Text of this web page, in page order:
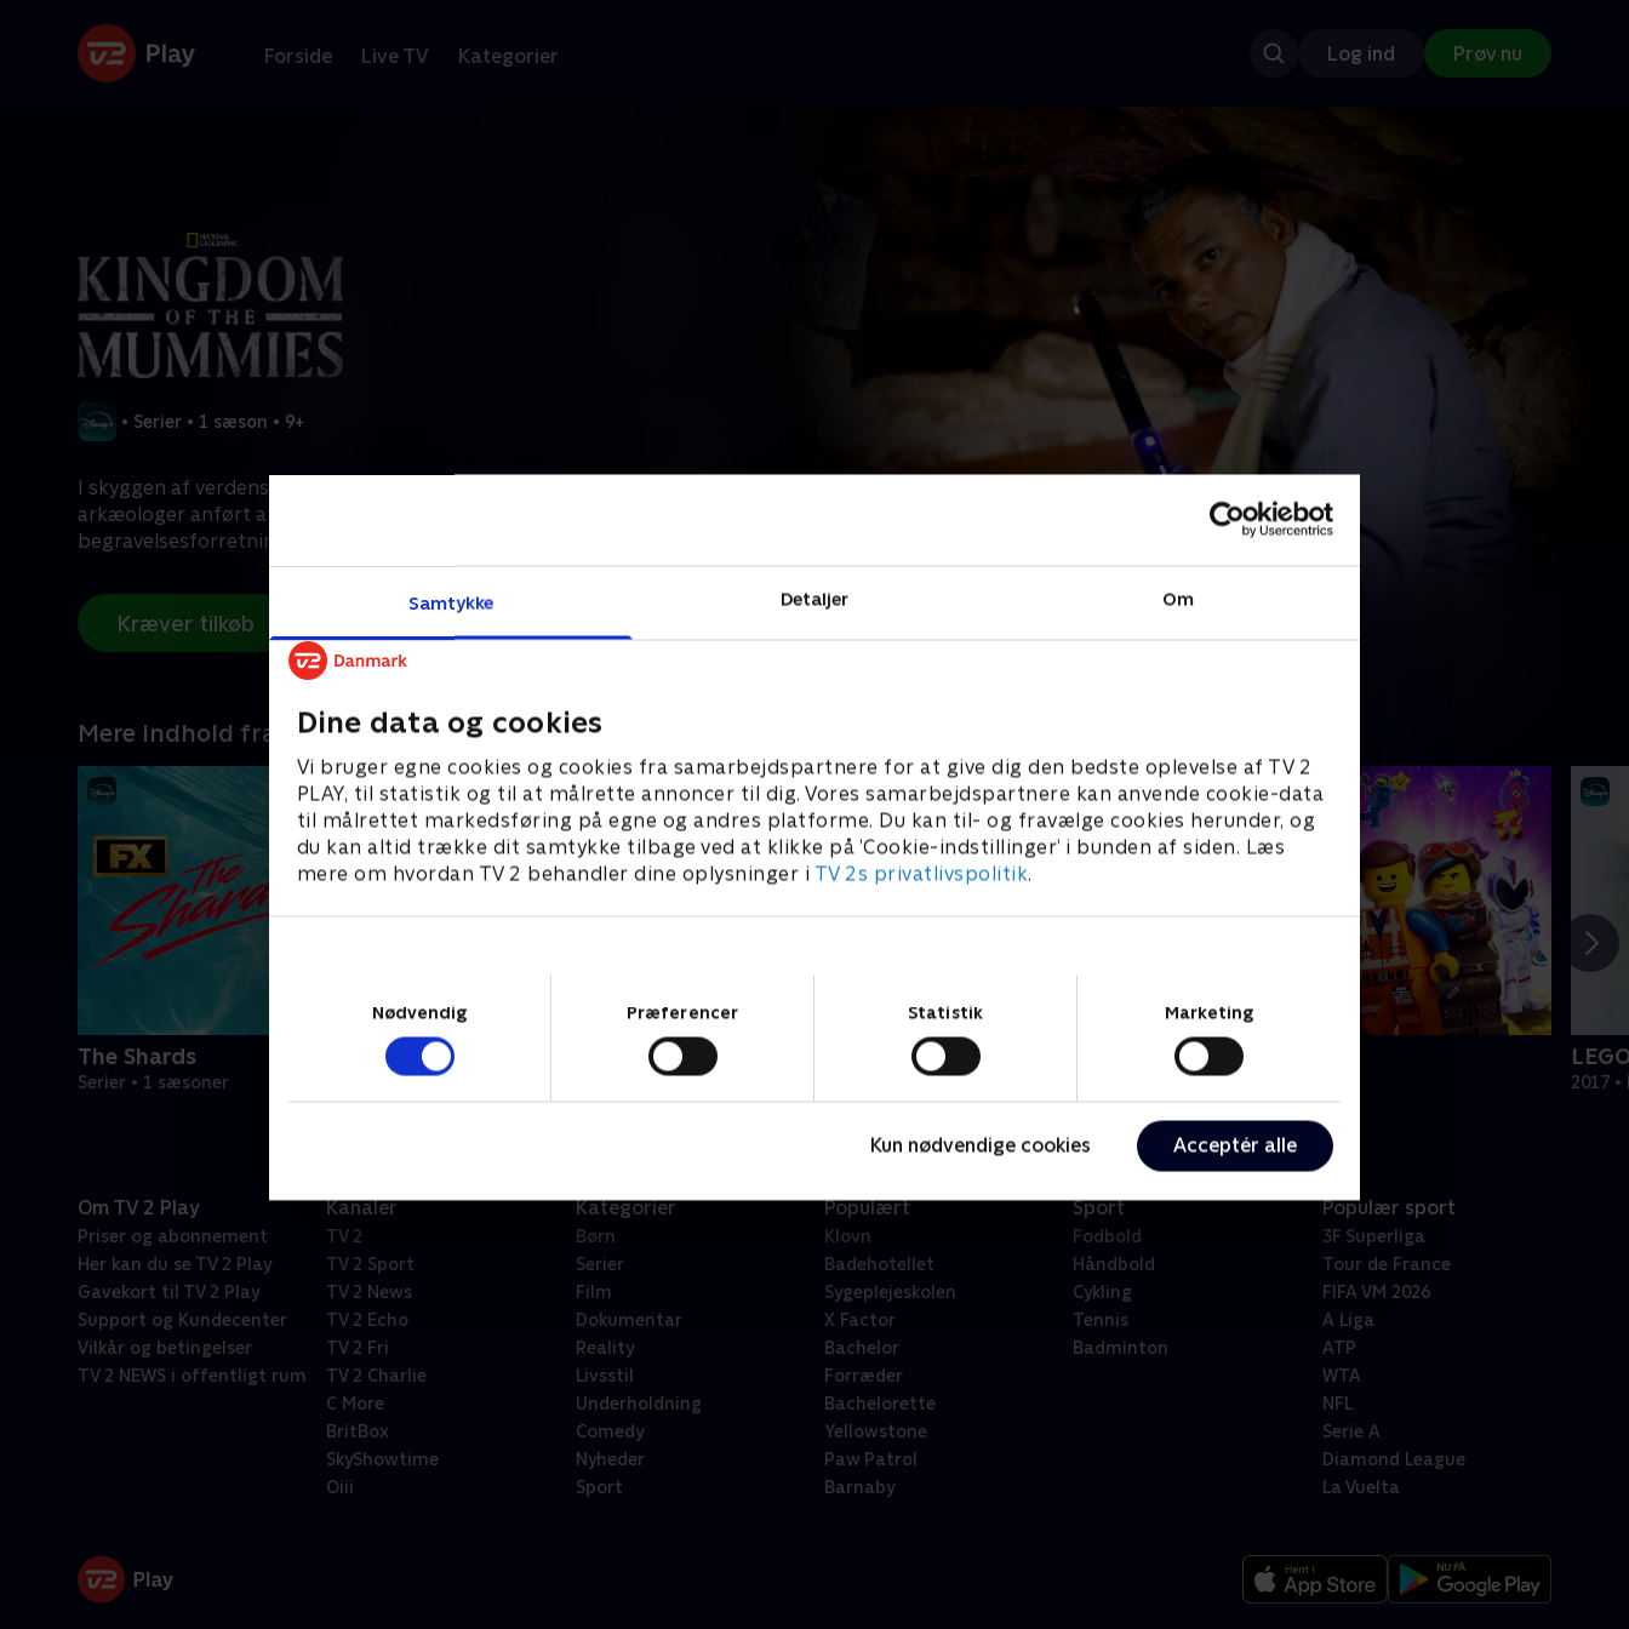
Samtykke Detaljer Om
Dine data og cookies
Vi bruger egne cookies og cookies fra samarbejdspartnere for at give dig den bedste oplevelse af TV 2
PLAY, til statistik og til at målrette annoncer til dig. Vores samarbejdspartnere kan anvende cookie-data
til målrettet markedsføring på egne og andres platforme. Du kan til- og fravælge cookies herunder, og
du kan altid trække dit samtykke tilbage ved at klikke på ’Cookie-indstillinger’ i bunden af siden. Læs
mere om hvordan TV 2 behandler dine oplysninger i TV 2s privatlivspolitik.
Nødvendig
Præferencer Statistik Marketing
Kun nødvendige cookies Acceptér alle
Forside Live TV Kategorier Log ind Prøv nu
• Serier • 1 sæson • 9+
I skyggen af verdens ældste pyramide opdager et hold
arkæologer anført af dr. Ramadan Hussein den første egyptiske
begravelsesforretning, der nogensinde er fundet.
Kræver tilkøb
Mere indhold fra Disney+
The Shards
Serier • 1 sæsoner
Star Wars: Visions Presents - The Ninth Jedi
Serier • 1 sæsoner
LEGO filmen 2
2019 • Film • 1 t. 47 min 2017
Om TV 2 Play
Priser og abonnement
Her kan du se TV 2 Play
Gavekort til TV 2 Play
Support og Kundecenter
Vilkår og betingelser
TV 2 NEWS i offentligt rum
Kanaler
TV 2
TV 2 Sport
TV 2 News
TV 2 Echo
TV 2 Fri
TV 2 Charlie
C More
BritBox
SkyShowtime
Oiii
Kategorier
Børn
Serier
Film
Dokumentar
Reality
Livsstil
Underholdning
Comedy
Nyheder
Sport
Populært
Klovn
Badehotellet
Sygeplejeskolen
X Factor
Bachelor
Forræder
Bachelorette
Yellowstone
Paw Patrol
Barnaby
Sport
Fodbold
Håndbold
Cykling
Tennis
Badminton
Populær sport
3F Superliga
Tour de France
FIFA VM 2026
A Liga
ATP
WTA
NFL
Serie A
Diamond League
La Vuelta